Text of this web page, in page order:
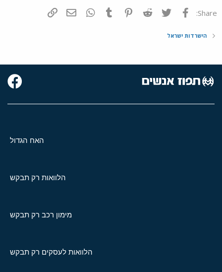
Share: פייסבוק Twitter
Reddit
Pinterest
Tumblr
WhatsAppדואר אלקטרוני
הישרדות ישראל
האח הגדול
הלוואות רק תבקש
מימון רכב רק תבקש
הלוואות לעסקים רק תבקש